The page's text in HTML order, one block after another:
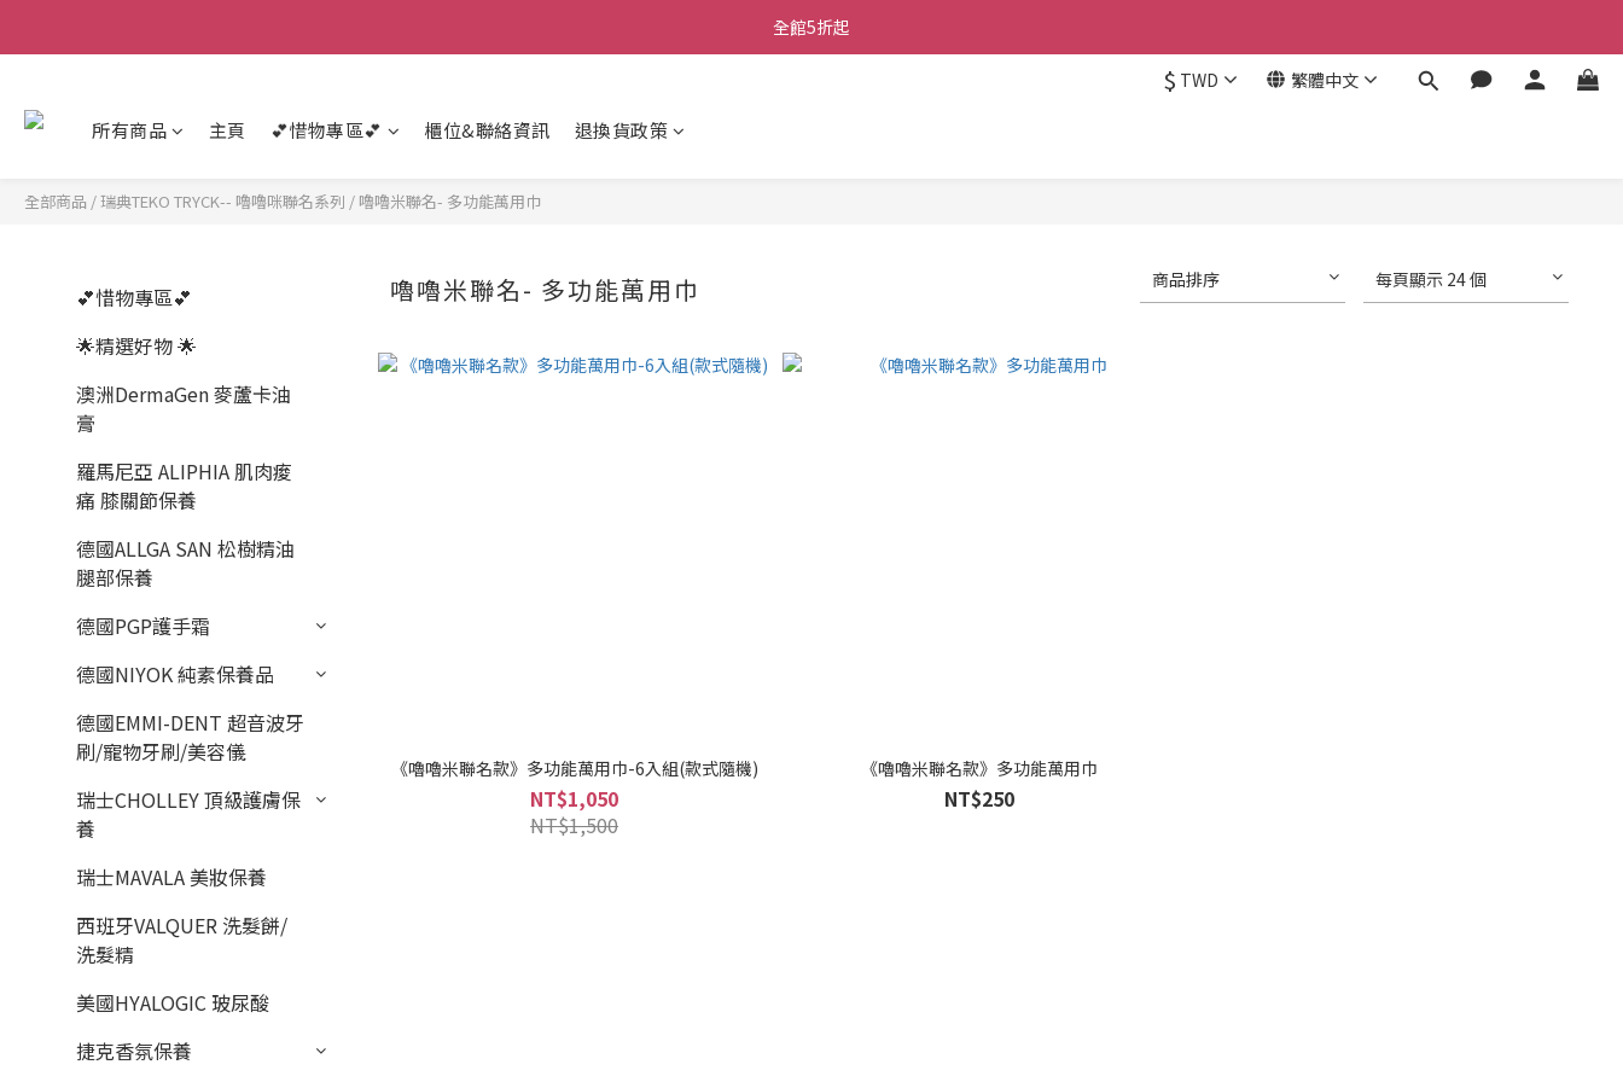
全館5折起
$ TWD 繁體中文
所有商品 主頁 💕惜物專區💕 櫃位&聯絡資訊 退換貨政策
全部商品 /瑞典TEKO TRYCK-- 嚕嚕咪聯名系列 / 嚕嚕米聯名- 多功能萬用巾
💕惜物專區💕
🌟精選好物 🌟
澳洲DermaGen 麥蘆卡油
膏
羅馬尼亞 ALIPHIA 肌肉痠
痛 膝關節保養
德國ALLGA SAN 松樹精油
腿部保養
德國PGP護手霜
德國NIYOK 純素保養品
德國EMMI-DENT 超音波牙
刷/寵物牙刷/美容儀
瑞士CHOLLEY 頂級護膚保
養
瑞士MAVALA 美妝保養
西班牙VALQUER 洗髮餅/
洗髮精
美國HYALOGIC 玻尿酸
捷克香氛保養
嚕嚕米聯名- 多功能萬用巾 商品排序 每頁顯示 24 個
《嚕嚕米聯名款》多功能萬用巾-6入組(款式隨機)
NT$1,050
NT$1,500
《嚕嚕米聯名款》多功能萬用巾
NT$250